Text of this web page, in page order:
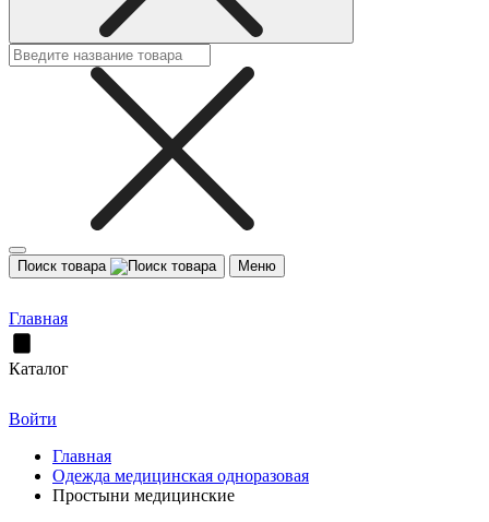
Поиск товара Меню
Главная
Каталог
Войти
Главная
Одежда медицинская одноразовая
Простыни медицинские